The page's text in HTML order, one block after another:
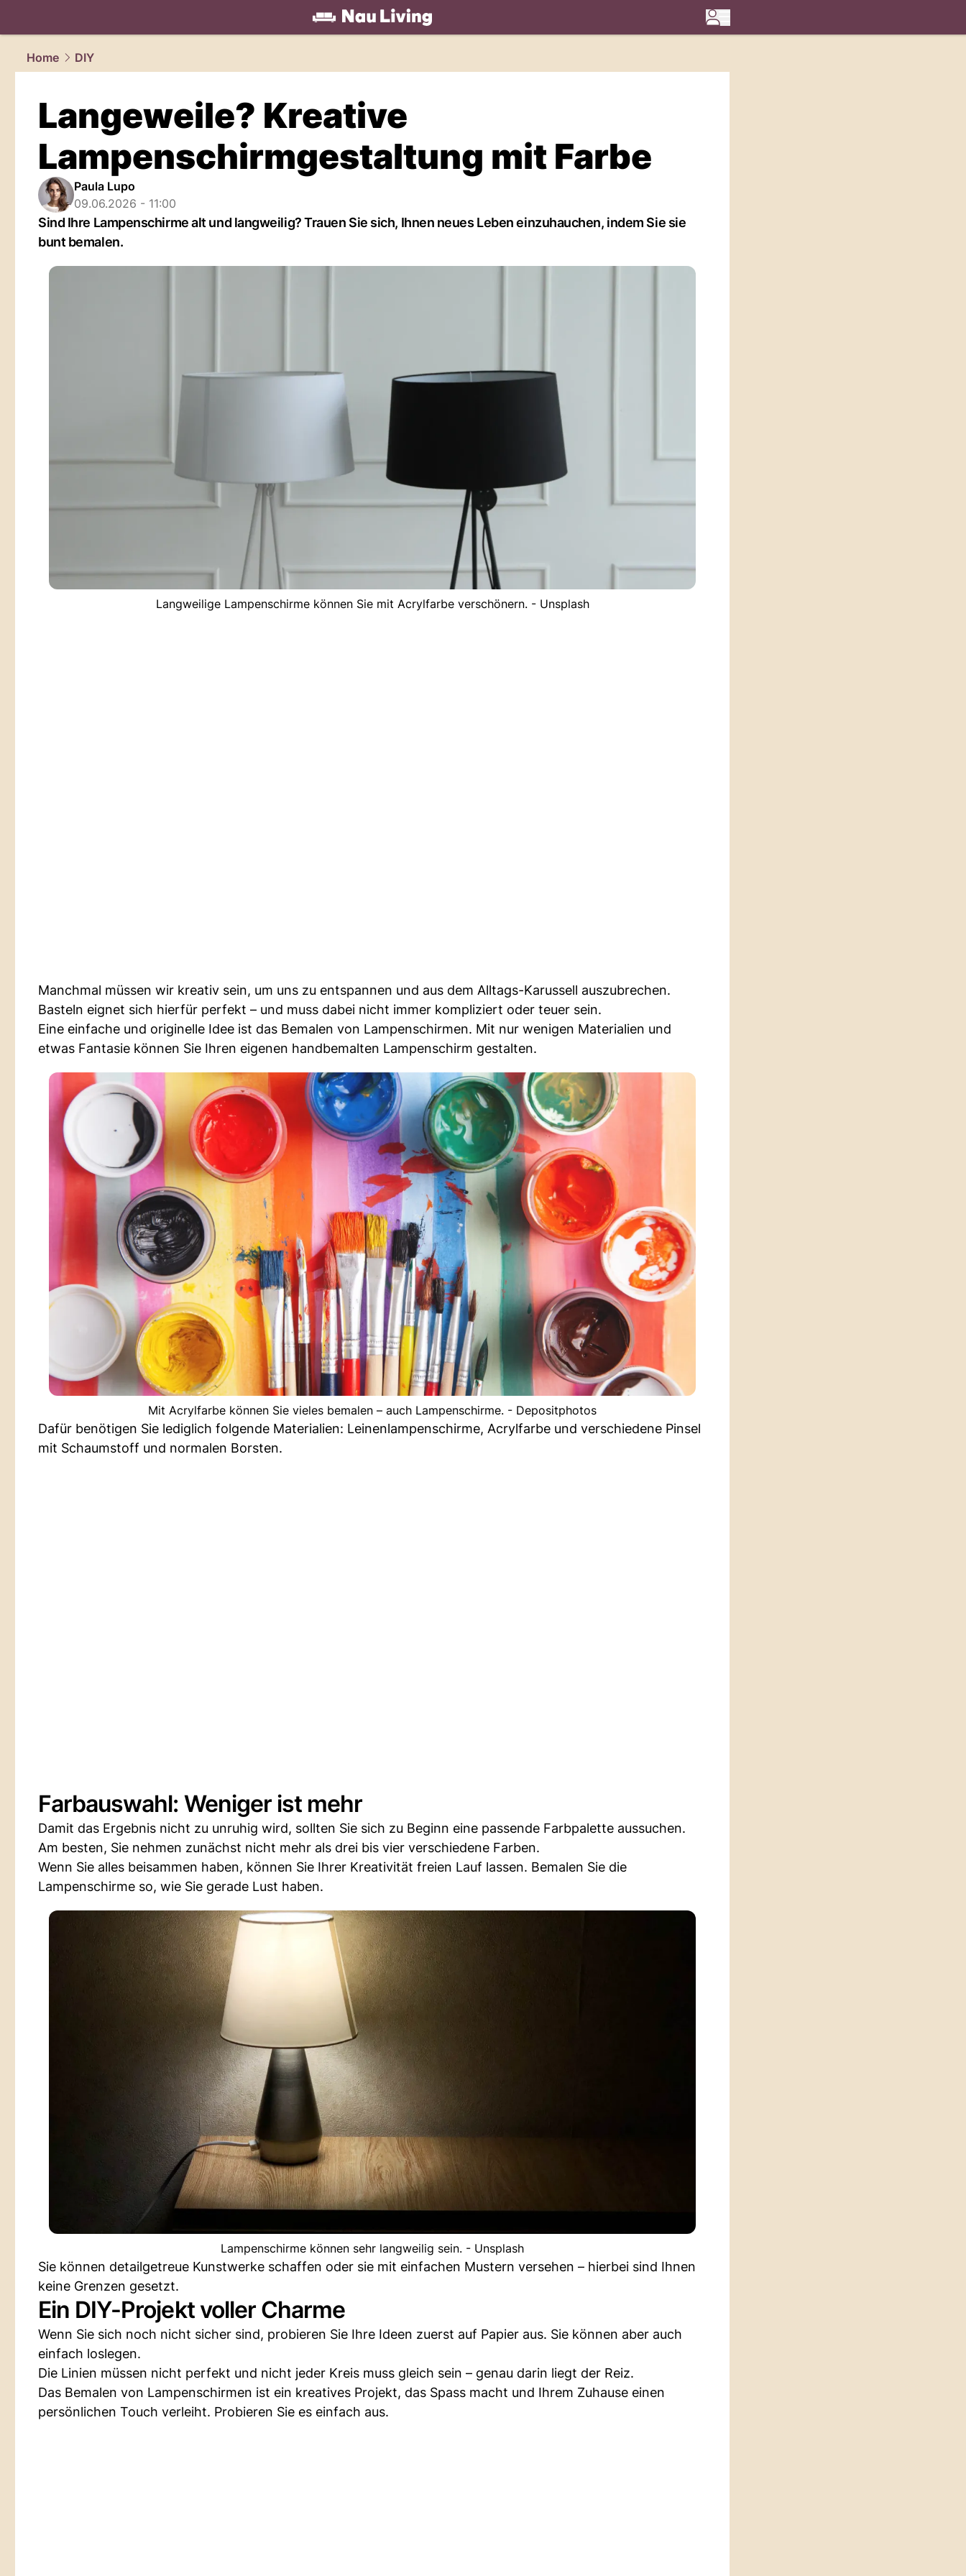
living.NAU.ch
Home
DIY
Langeweile? Kreative
Lampenschirmgestaltung mit Farbe
Paula Lupo
09.06.2026 - 11:00
Sind Ihre Lampenschirme alt und langweilig? Trauen Sie sich, Ihnen neues Leben einzuhauchen, indem Sie sie
bunt bemalen.
Langweilige Lampenschirme können Sie mit Acrylfarbe verschönern. - Unsplash
Manchmal müssen wir kreativ sein, um uns zu entspannen und aus dem Alltags-Karussell auszubrechen.
Basteln eignet sich hierfür perfekt – und muss dabei nicht immer kompliziert oder teuer sein.
Eine einfache und originelle Idee ist das Bemalen von Lampenschirmen. Mit nur wenigen Materialien und
etwas Fantasie können Sie Ihren eigenen handbemalten Lampenschirm gestalten.
Mit Acrylfarbe können Sie vieles bemalen – auch Lampenschirme. - Depositphotos
Dafür benötigen Sie lediglich folgende Materialien: Leinenlampenschirme, Acrylfarbe und verschiedene Pinsel
mit Schaumstoff und normalen Borsten.
Farbauswahl: Weniger ist mehr
Damit das Ergebnis nicht zu unruhig wird, sollten Sie sich zu Beginn eine passende Farbpalette aussuchen.
Am besten, Sie nehmen zunächst nicht mehr als drei bis vier verschiedene Farben.
Wenn Sie alles beisammen haben, können Sie Ihrer Kreativität freien Lauf lassen. Bemalen Sie die
Lampenschirme so, wie Sie gerade Lust haben.
Lampenschirme können sehr langweilig sein. - Unsplash
Sie können detailgetreue Kunstwerke schaffen oder sie mit einfachen Mustern versehen – hierbei sind Ihnen
keine Grenzen gesetzt.
Ein DIY-Projekt voller Charme
Wenn Sie sich noch nicht sicher sind, probieren Sie Ihre Ideen zuerst auf Papier aus. Sie können aber auch
einfach loslegen.
Die Linien müssen nicht perfekt und nicht jeder Kreis muss gleich sein – genau darin liegt der Reiz.
Das Bemalen von Lampenschirmen ist ein kreatives Projekt, das Spass macht und Ihrem Zuhause einen
persönlichen Touch verleiht. Probieren Sie es einfach aus.